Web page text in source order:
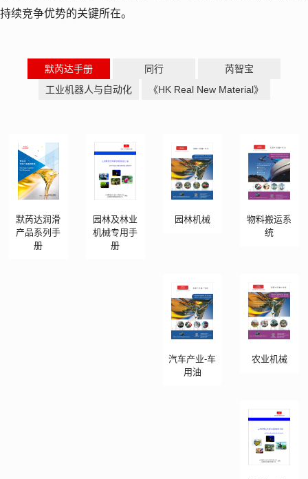
持续竞争优势的关键所在。
默芮达手册 同行
芮智宝
工业机器人与自动化
《HK Real New Material》
默芮达润滑
产品系列手
册
园林及林业
机械专用手
册
园林机械
物料搬运系
统
汽车产业-车
用油
农业机械